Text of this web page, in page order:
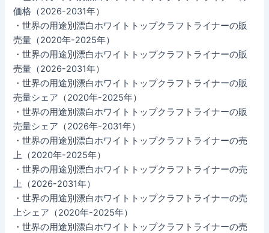
価格（2026-2031年）
・世界の用途別漂白ホワイトトップクラフトライナーの販
売量（2020年-2025年）
・世界の用途別漂白ホワイトトップクラフトライナーの販
売量（2026-2031年）
・世界の用途別漂白ホワイトトップクラフトライナーの販
売量シェア（2020年-2025年）
・世界の用途別漂白ホワイトトップクラフトライナーの販
売量シェア（2026年-2031年）
・世界の用途別漂白ホワイトトップクラフトライナーの売
上（2020年-2025年）
・世界の用途別漂白ホワイトトップクラフトライナーの売
上（2026-2031年）
・世界の用途別漂白ホワイトトップクラフトライナーの売
上シェア（2020年-2025年）
・世界の用途別漂白ホワイトトップクラフトライナーの売